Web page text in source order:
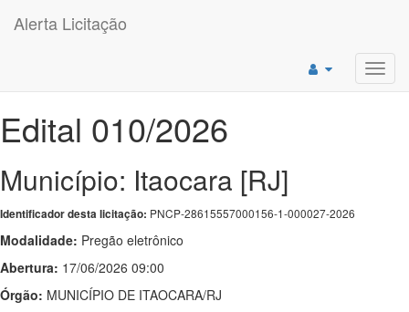
Alerta Licitação
Edital 010/2026
Município: Itaocara [RJ]
Identificador desta licitação: PNCP-28615557000156-1-000027-2026
Modalidade: Pregão eletrônico
Abertura: 17/06/2026 09:00
Órgão: MUNICÍPIO DE ITAOCARA/RJ